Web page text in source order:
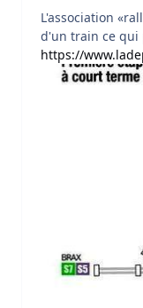
L'association
d'un train ce qui
https://